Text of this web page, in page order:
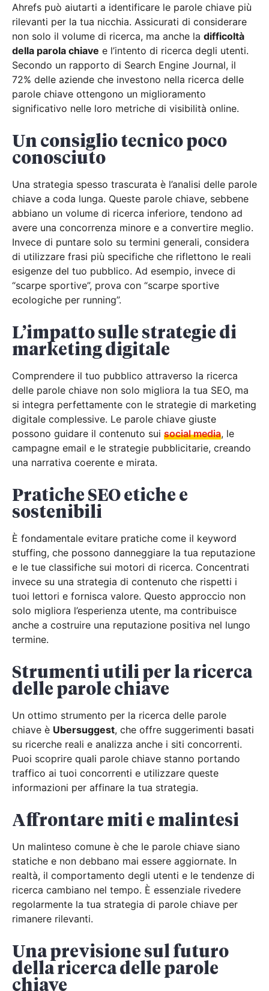
Ahrefs può aiutarti a identificare le parole chiave più
rilevanti per la tua nicchia. Assicurati di considerare
non solo il volume di ricerca, ma anche la difficoltà
della parola chiave e l’intento di ricerca degli utenti.
Secondo un rapporto di Search Engine Journal, il
72% delle aziende che investono nella ricerca delle
parole chiave ottengono un miglioramento
significativo nelle loro metriche di visibilità online.
Un consiglio tecnico poco
conosciuto
Una strategia spesso trascurata è l’analisi delle parole
chiave a coda lunga. Queste parole chiave, sebbene
abbiano un volume di ricerca inferiore, tendono ad
avere una concorrenza minore e a convertire meglio.
Invece di puntare solo su termini generali, considera
di utilizzare frasi più specifiche che riflettono le reali
esigenze del tuo pubblico. Ad esempio, invece di
“scarpe sportive”, prova con “scarpe sportive
ecologiche per running”.
L’impatto sulle strategie di
marketing digitale
Comprendere il tuo pubblico attraverso la ricerca
delle parole chiave non solo migliora la tua SEO, ma
si integra perfettamente con le strategie di marketing
digitale complessive. Le parole chiave giuste
possono guidare il contenuto sui social media, le
campagne email e le strategie pubblicitarie, creando
una narrativa coerente e mirata.
Pratiche SEO etiche e
sostenibili
È fondamentale evitare pratiche come il keyword
stuffing, che possono danneggiare la tua reputazione
e le tue classifiche sui motori di ricerca. Concentrati
invece su una strategia di contenuto che rispetti i
tuoi lettori e fornisca valore. Questo approccio non
solo migliora l’esperienza utente, ma contribuisce
anche a costruire una reputazione positiva nel lungo
termine.
Strumenti utili per la ricerca
delle parole chiave
Un ottimo strumento per la ricerca delle parole
chiave è Ubersuggest, che offre suggerimenti basati
su ricerche reali e analizza anche i siti concorrenti.
Puoi scoprire quali parole chiave stanno portando
traffico ai tuoi concorrenti e utilizzare queste
informazioni per affinare la tua strategia.
Affrontare miti e malintesi
Un malinteso comune è che le parole chiave siano
statiche e non debbano mai essere aggiornate. In
realtà, il comportamento degli utenti e le tendenze di
ricerca cambiano nel tempo. È essenziale rivedere
regolarmente la tua strategia di parole chiave per
rimanere rilevanti.
Una previsione sul futuro
della ricerca delle parole
chiave